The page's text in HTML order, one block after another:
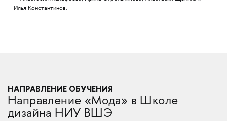
Илья Константинов.
НАПРАВЛЕНИЕ ОБУЧЕНИЯ
Направление «Мода» в Школе
дизайна НИУ ВШЭ